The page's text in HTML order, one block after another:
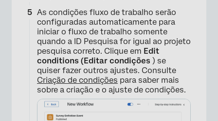
×
×
As condições fluxo de trabalho serão
configuradas automaticamente para
iniciar o fluxo de trabalho somente
quando a ID Pesquisa for igual ao projeto
pesquisa correto. Clique em Edit
conditions (Editar condições ) se
quiser fazer outros ajustes. Consulte
Criação de condições para saber mais
sobre a criação e o ajuste de condições.